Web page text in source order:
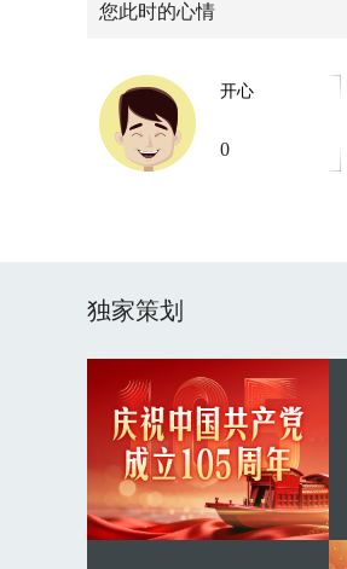
您此时的心情
开心
0
独家策划